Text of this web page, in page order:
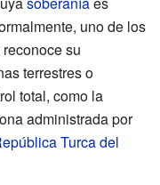
uno de los
su
terrestres o
total, como la
administrada por
Turca del